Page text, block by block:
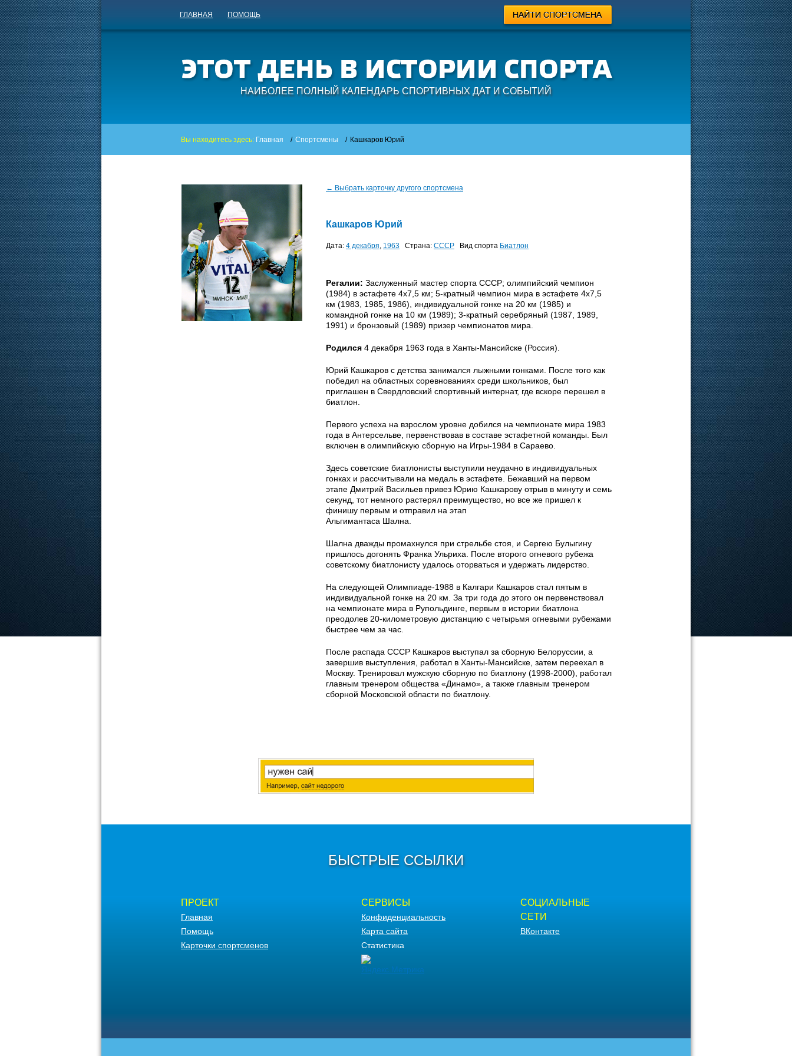
ГЛАВНАЯ ПОМОЩЬ
НАИБОЛЕЕ ПОЛНЫЙ КАЛЕНДАРЬ СПОРТИВНЫХ ДАТ И СОБЫТИЙ
Вы находитесь здесь: Главная / Спортсмены / Кашкаров Юрий
← Выбрать карточку другого спортсмена
Кашкаров Юрий
Дата: 4 декабря, 1963 Страна: СССР Вид спорта Биатлон
Регалии: Заслуженный мастер спорта СССР; олимпийский чемпион
(1984) в эстафете 4х7,5 км; 5-кратный чемпион мира в эстафете 4х7,5
км (1983, 1985, 1986), индивидуальной гонке на 20 км (1985) и
командной гонке на 10 км (1989); 3-кратный серебряный (1987, 1989,
1991) и бронзовый (1989) призер чемпионатов мира.
Родился 4 декабря 1963 года в Ханты-Мансийске (Россия).
Юрий Кашкаров с детства занимался лыжными гонками. После того как
победил на областных соревнованиях среди школьников, был
приглашен в Свердловский спортивный интернат, где вскоре перешел в
биатлон.
Первого успеха на взрослом уровне добился на чемпионате мира 1983
года в Антерсельве, первенствовав в составе эстафетной команды. Был
включен в олимпийскую сборную на Игры-1984 в Сараево.
Здесь советские биатлонисты выступили неудачно в индивидуальных
гонках и рассчитывали на медаль в эстафете. Бежавший на первом
этапе Дмитрий Васильев привез Юрию Кашкарову отрыв в минуту и семь
секунд, тот немного растерял преимущество, но все же пришел к
финишу первым и отправил на этап
Альгимантаса Шална.
Шална дважды промахнулся при стрельбе стоя, и Сергею Булыгину
пришлось догонять Франка Ульриха. После второго огневого рубежа
советскому биатлонисту удалось оторваться и удержать лидерство.
На следующей Олимпиаде-1988 в Калгари Кашкаров стал пятым в
индивидуальной гонке на 20 км. За три года до этого он первенствовал
на чемпионате мира в Рупольдинге, первым в истории биатлона
преодолев 20-километровую дистанцию с четырьмя огневыми рубежами
быстрее чем за час.
После распада СССР Кашкаров выступал за сборную Белоруссии, а
завершив выступления, работал в Ханты-Мансийске, затем переехал в
Москву. Тренировал мужскую сборную по биатлону (1998-2000), работал
главным тренером общества «Динамо», а также главным тренером
сборной Московской области по биатлону.
БЫСТРЫЕ ССЫЛКИ
ПРОЕКТ
Главная
Помощь
Карточки спортсменов
СЕРВИСЫ
Конфиденциальность
Карта сайта
Статистика
СОЦИАЛЬНЫЕ
СЕТИ
ВКонтакте